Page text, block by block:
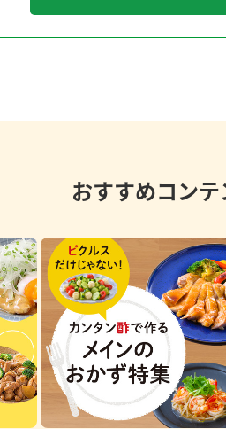
おすすめコンテ